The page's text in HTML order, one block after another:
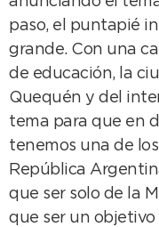
paso, el puntapié
grande. Con una
de educación, la
Quequén y del
tema para que en
tenemos una de
República
que ser solo de la
que ser un objetivo